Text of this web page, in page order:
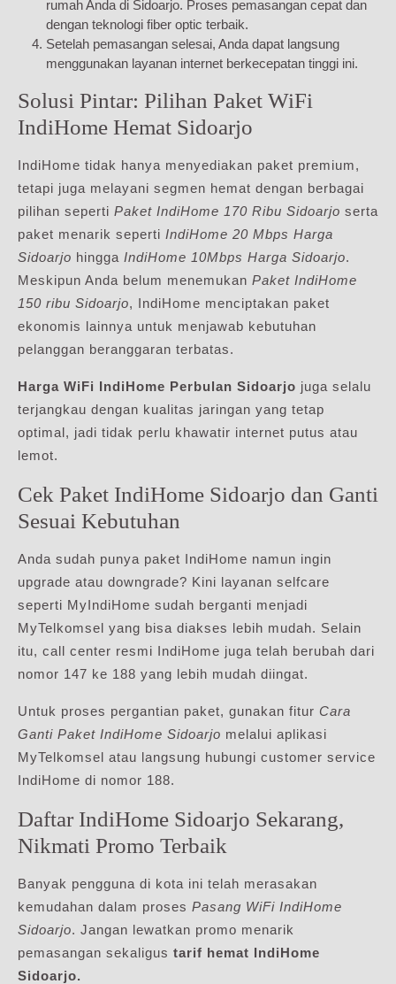
rumah Anda di Sidoarjo. Proses pemasangan cepat dan
dengan teknologi fiber optic terbaik.
Setelah pemasangan selesai, Anda dapat langsung
menggunakan layanan internet berkecepatan tinggi ini.
Solusi Pintar: Pilihan Paket WiFi
IndiHome Hemat Sidoarjo
IndiHome tidak hanya menyediakan paket premium,
tetapi juga melayani segmen hemat dengan berbagai
pilihan seperti Paket IndiHome 170 Ribu Sidoarjo serta
paket menarik seperti IndiHome 20 Mbps Harga
Sidoarjo hingga IndiHome 10Mbps Harga Sidoarjo.
Meskipun Anda belum menemukan Paket IndiHome
150 ribu Sidoarjo, IndiHome menciptakan paket
ekonomis lainnya untuk menjawab kebutuhan
pelanggan beranggaran terbatas.
Harga WiFi IndiHome Perbulan Sidoarjo juga selalu
terjangkau dengan kualitas jaringan yang tetap
optimal, jadi tidak perlu khawatir internet putus atau
lemot.
Cek Paket IndiHome Sidoarjo dan Ganti
Sesuai Kebutuhan
Anda sudah punya paket IndiHome namun ingin
upgrade atau downgrade? Kini layanan selfcare
seperti MyIndiHome sudah berganti menjadi
MyTelkomsel yang bisa diakses lebih mudah. Selain
itu, call center resmi IndiHome juga telah berubah dari
nomor 147 ke 188 yang lebih mudah diingat.
Untuk proses pergantian paket, gunakan fitur Cara
Ganti Paket IndiHome Sidoarjo melalui aplikasi
MyTelkomsel atau langsung hubungi customer service
IndiHome di nomor 188.
Daftar IndiHome Sidoarjo Sekarang,
Nikmati Promo Terbaik
Banyak pengguna di kota ini telah merasakan
kemudahan dalam proses Pasang WiFi IndiHome
Sidoarjo. Jangan lewatkan promo menarik
pemasangan sekaligus tarif hemat IndiHome
Sidoarjo.